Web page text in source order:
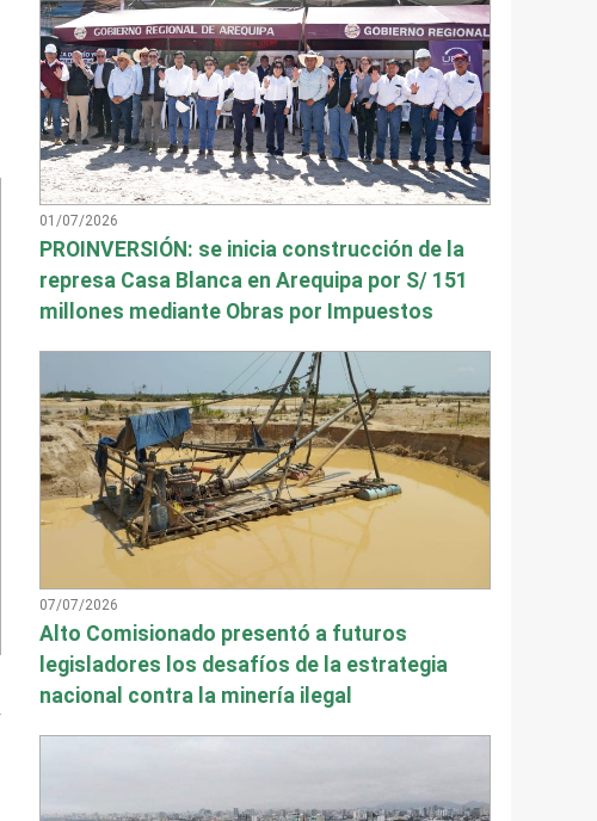
01/07/2026
PROINVERSIÓN: se inicia construcción de la
represa Casa Blanca en Arequipa por S/ 151
millones mediante Obras por Impuestos
07/07/2026
Alto Comisionado presentó a futuros
legisladores los desafíos de la estrategia
nacional contra la minería ilegal